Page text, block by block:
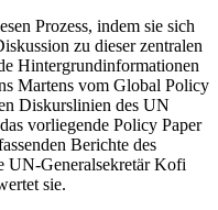
Prozess, indem sie sich
zu dieser zentralen
Hintergrundinformationen
Martens vom Global Policy
Diskurslinien des UN
vorliegende Policy Paper
Berichte des
UN-Generalsekretär Kofi
sie.